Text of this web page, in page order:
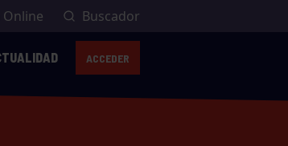
Online Buscador
ACCEDER